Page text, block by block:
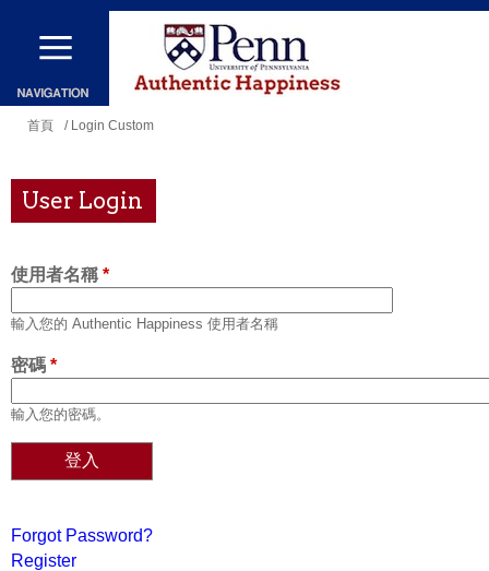
移
主
內
您
這
裡
首頁 / Login Custom
User Login
使用者名稱 *
輸入您的 Authentic Happiness 使用者名稱
密碼 *
輸入您的密碼。
Forgot Password?
Register